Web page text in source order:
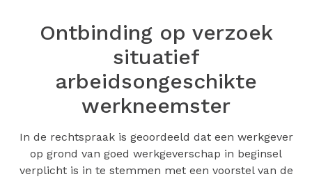
Ontbinding op verzoek
situatief
arbeidsongeschikte
werkneemster
In de rechtspraak is geoordeeld dat een werkgever
op grond van goed werkgeverschap in beginsel
verplicht is in te stemmen met een voorstel van de